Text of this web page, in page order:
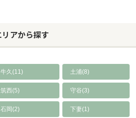
アから探す
牛久(11) 土浦(8)
筑西(5) 守谷(3)
石岡(2) 下妻(1)